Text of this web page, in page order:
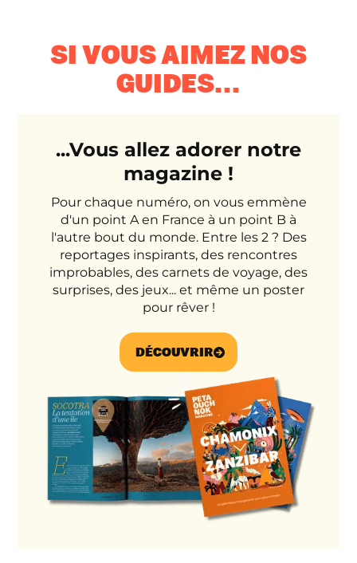
SI VOUS AIMEZ NOS
GUIDES...
...Vous allez adorer notre
magazine !
Pour chaque numéro, on vous emmène
d'un point A en France à un point B à
l'autre bout du monde. Entre les 2 ? Des
reportages inspirants, des rencontres
improbables, des carnets de voyage, des
surprises, des jeux... et même un poster
pour rêver !
DÉCOUVRIR